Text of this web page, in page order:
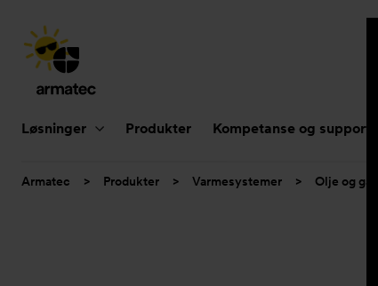
Løsninger Produkter Kompetanse og support
Du
Armatec > Produkter > Varmesystemer > Olje og gass